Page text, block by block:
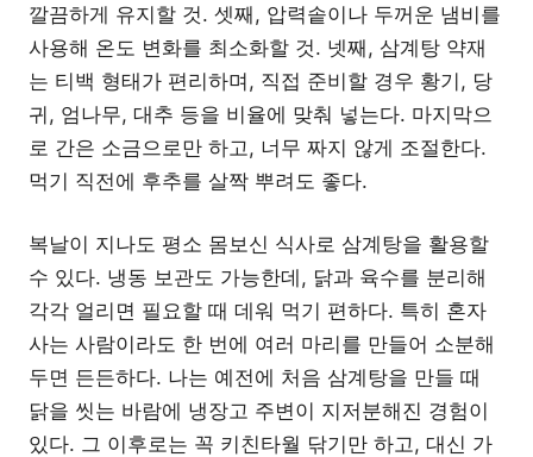
깔끔하게 유지할 것. 셋째, 압력솥이나 두꺼운 냄비를
사용해 온도 변화를 최소화할 것. 넷째, 삼계탕 약재
는 티백 형태가 편리하며, 직접 준비할 경우 황기, 당
귀, 엄나무, 대추 등을 비율에 맞춰 넣는다. 마지막으
로 간은 소금으로만 하고, 너무 짜지 않게 조절한다.
먹기 직전에 후추를 살짝 뿌려도 좋다.
복날이 지나도 평소 몸보신 식사로 삼계탕을 활용할
수 있다. 냉동 보관도 가능한데, 닭과 육수를 분리해
각각 얼리면 필요할 때 데워 먹기 편하다. 특히 혼자
사는 사람이라도 한 번에 여러 마리를 만들어 소분해
두면 든든하다. 나는 예전에 처음 삼계탕을 만들 때
닭을 씻는 바람에 냉장고 주변이 지저분해진 경험이
있다. 그 이후로는 꼭 키친타월 닦기만 하고, 대신 가